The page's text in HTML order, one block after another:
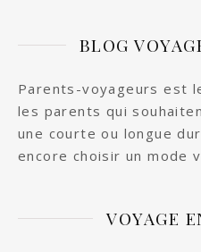
BLOG
Parents-voyageurs est
les parents qui
une courte ou longue
encore choisir un mode
VOYAGE